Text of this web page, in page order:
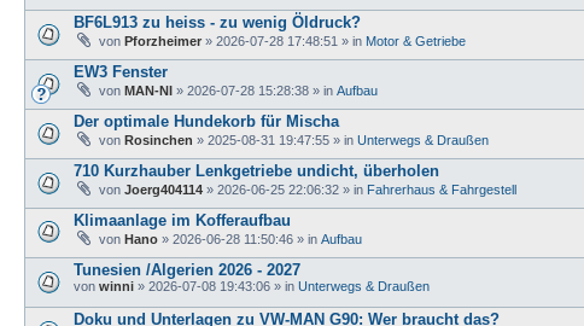
BF6L913 zu heiss - zu wenig Öldruck?
von Pforzheimer » 2026-07-28 17:48:51 » in Motor & Getriebe
EW3 Fenster
von MAN-NI » 2026-07-28 15:28:38 » in Aufbau
Der optimale Hundekorb für Mischa
von Rosinchen » 2025-08-31 19:47:55 » in Unterwegs & Draußen
710 Kurzhauber Lenkgetriebe undicht, überholen
von Joerg404114 » 2026-06-25 22:06:32 » in Fahrerhaus & Fahrgestell
Klimaanlage im Kofferaufbau
von Hano » 2026-06-28 11:50:46 » in Aufbau
Tunesien /Algerien 2026 - 2027
von winni » 2026-07-08 19:43:06 » in Unterwegs & Draußen
Doku und Unterlagen zu VW-MAN G90: Wer braucht das?